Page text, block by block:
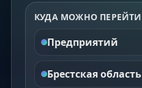
КУДА МОЖНО ПЕРЕЙТИ
Предприятий
Брестская область